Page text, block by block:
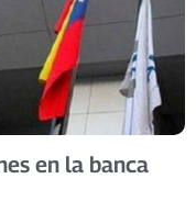
en la banca